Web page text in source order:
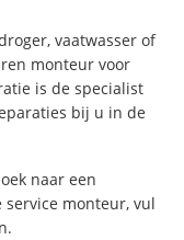
vaatwasser of
monteur voor
is de specialist
bij u in de
naar een
service monteur, vul